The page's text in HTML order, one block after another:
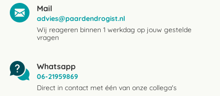
Mail
advies@paardendrogist.nl
Wij reageren binnen 1 werkdag op jouw gestelde
vragen
Whatsapp
06-21959869
Direct in contact met één van onze collega's